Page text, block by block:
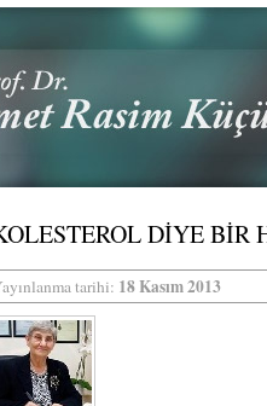
DİYE BİR
tarihi: 18 Kasım 2013